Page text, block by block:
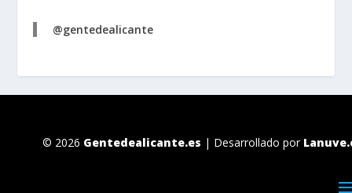
@gentedealicante
© 2026 Gentedealicante.es | Desarrollado por